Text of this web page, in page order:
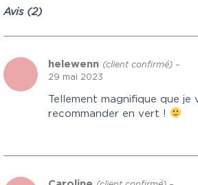
Avis (2)
helewenn (client confirmé) –
29 mai 2023
Tellement magnifique que je
recommander en vert !